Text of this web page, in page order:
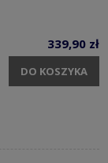
339,90 zł
DO KOSZYKA